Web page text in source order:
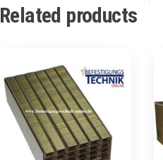
Related products